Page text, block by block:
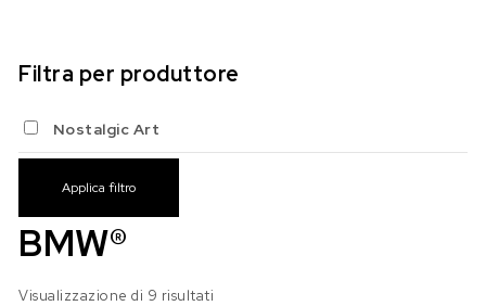
Filtra per produttore
Nostalgic Art
Applica filtro
BMW®
Visualizzazione di 9 risultati